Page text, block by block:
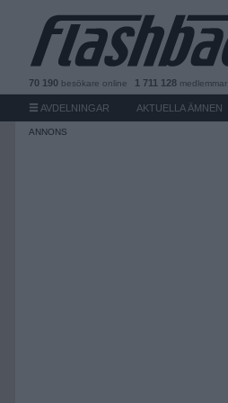
70 190 besökare online 1 711 128 medlemmar
AVDELNINGAR AKTUELLA ÄMNEN